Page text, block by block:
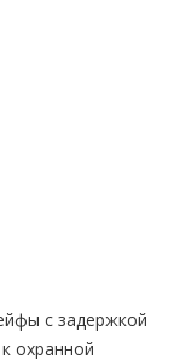
с задержкой
охранной